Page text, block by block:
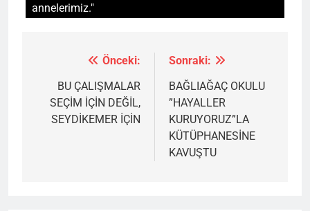
annelerimiz."
gezinmesi
Önceki:
BU ÇALIŞMALAR
SEÇİM İÇİN DEĞİL,
SEYDİKEMER İÇİN
Sonraki:
BAĞLIAĞAÇ OKULU
”HAYALLER
KURUYORUZ”LA
KÜTÜPHANESİNE
KAVUŞTU